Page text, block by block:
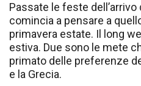
Passate le feste dell’arrivo
comincia a pensare a
primavera estate. Il long
estiva. Due sono le mete
primato delle preferenze
e la Grecia.